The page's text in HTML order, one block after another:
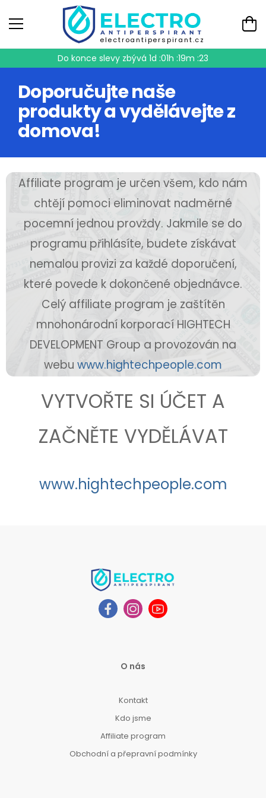
electroantiperspirant.cz
Do konce slevy zbývá 1d :01h :19m :23
Doporučujte naše
produkty a vydělávejte z
domova!
Affiliate program je určen všem, kdo nám
chtějí pomoci eliminovat nadměrné
pocemní jednou provždy. Jakmile se do
programu přihlásíte, budete získávat
nemalou provizi za každé doporučení,
které povede k dokončené objednávce.
Celý affiliate program je zaštítěn
mnohonárodní korporací HIGHTECH
DEVELOPMENT Group a provozován na
webu www.hightechpeople.com
VYTVOŘTE SI ÚČET A
ZAČNĚTE VYDĚLÁVAT
www.hightechpeople.com
O nás
Kontakt
Kdo jsme
Affiliate program
Obchodní a přepravní podmínky